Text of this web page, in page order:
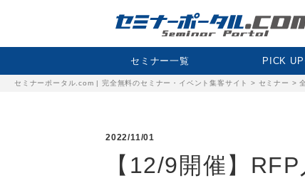
セミナー一覧 PICK
セミナーポータル.com | 完全無料のセミナー・イベント集客サイト > セミナー >
2022/11/01
【12/9開催】